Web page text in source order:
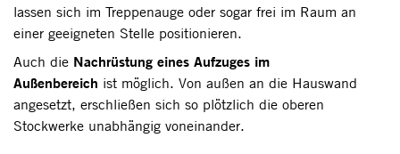
lassen sich im Treppenauge oder sogar frei im Raum an
einer geeigneten Stelle positionieren.
Auch die Nachrüstung eines Aufzuges im
Außenbereich ist möglich. Von außen an die Hauswand
angesetzt, erschließen sich so plötzlich die oberen
Stockwerke unabhängig voneinander.